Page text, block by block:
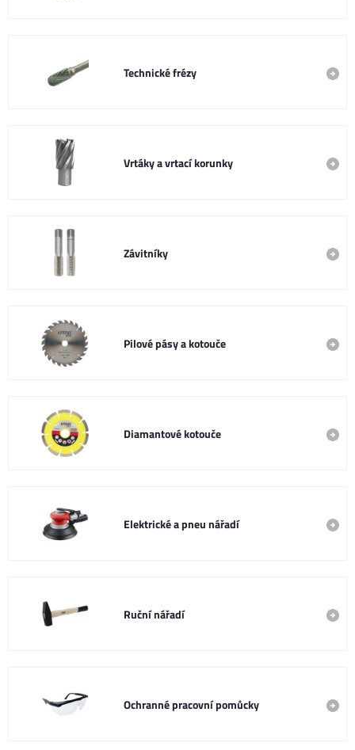
Technické frézy
Vrtáky a vrtací korunky
Závitníky
Pilové pásy a kotouče
Diamantové kotouče
Elektrické a pneu nářadí
Ruční nářadí
Ochranné pracovní pomůcky